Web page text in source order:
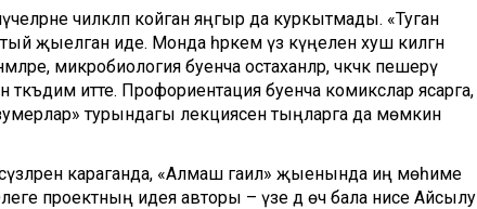
чиләкләп койган яңгыр да куркытмады. «Туган
җыелган иде. Монда һәркем үз күңеленә хуш килгән
микробиология буенча остаханәләр, чәкчәк пешерү
тәкъдим итте. Профориентация буенча комикслар ясарга,
турындагы лекциясен тыңларга да мөмкин
караганда, «Алмаш гаилә» җыенында иң мөһиме
проектның идея авторы – үзе дә өч бала әнисе Айсылу